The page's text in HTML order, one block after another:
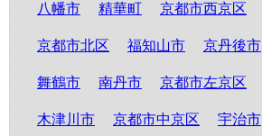
八幡市 精華町 京都市西京区
京都市北区 福知山市 京丹後市
舞鶴市 南丹市 京都市左京区
木津川市 京都市中京区 宇治市